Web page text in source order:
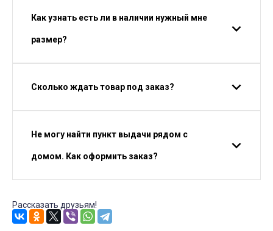
Как узнать есть ли в наличии нужный мне
размер?
Сколько ждать товар под заказ?
Не могу найти пункт выдачи рядом с
домом. Как оформить заказ?
Рассказать друзьям!